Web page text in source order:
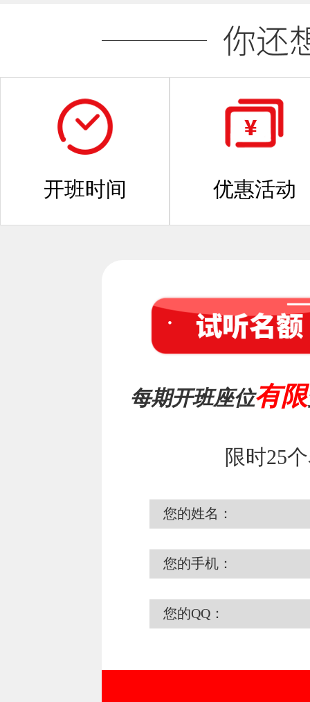
开班时间 优惠活动
每期开班座位有限
限时25
您的姓名：
您的手机：
您的QQ：